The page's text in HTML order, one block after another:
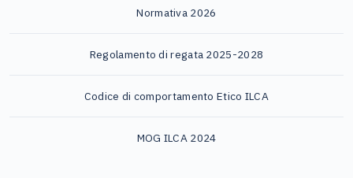
Normativa 2026
Regolamento di regata 2025-2028
Codice di comportamento Etico ILCA
MOG ILCA 2024